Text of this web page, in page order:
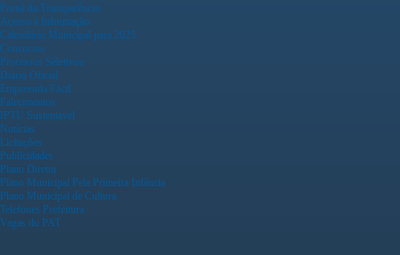
Portal da Transparência
Acesso a Informação
Calendário Municipal para 2025
Concursos
Processos Seletivos
Diário Oficial
Empreenda Fácil
Falecimentos
IPTU Sustentável
Notícias
Licitações
Publicidades
Plano Diretor
Plano Municipal Pela Primeira Infância
Plano Municipal de Cultura
Telefones Prefeitura
Vagas do PAT